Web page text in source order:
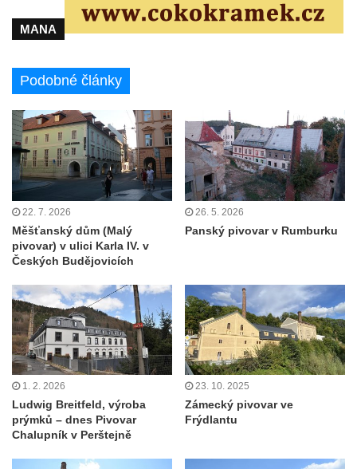
MANA
Podobné články
22. 7. 2026
Měšťanský dům (Malý
pivovar) v ulici Karla IV. v
Českých Budějovicích
26. 5. 2026
Panský pivovar v Rumburku
1. 2. 2026
Ludwig Breitfeld, výroba
prýmků – dnes Pivovar
Chalupník v Perštejně
23. 10. 2025
Zámecký pivovar ve
Frýdlantu